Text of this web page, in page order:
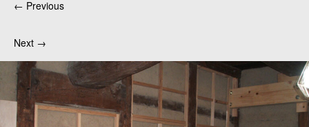
← Previous
Next →